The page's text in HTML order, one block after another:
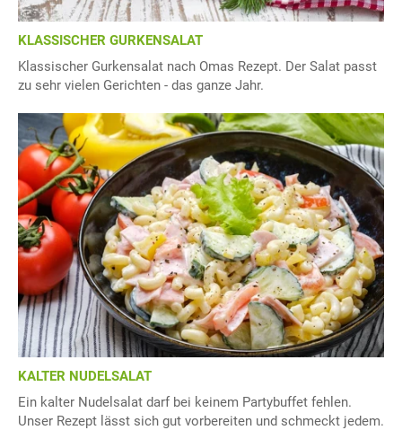
KLASSISCHER GURKENSALAT
Klassischer Gurkensalat nach Omas Rezept. Der Salat passt
zu sehr vielen Gerichten - das ganze Jahr.
KALTER NUDELSALAT
Ein kalter Nudelsalat darf bei keinem Partybuffet fehlen.
Unser Rezept lässt sich gut vorbereiten und schmeckt jedem.